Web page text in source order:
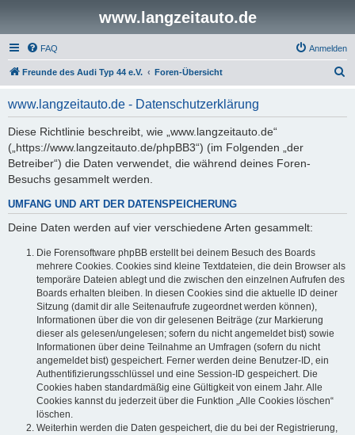
www.langzeitauto.de
FAQ Anmelden
Freunde des Audi Typ 44 e.V. Foren-Übersicht
www.langzeitauto.de - Datenschutzerklärung
Diese Richtlinie beschreibt, wie „www.langzeitauto.de“
(„https://www.langzeitauto.de/phpBB3“) (im Folgenden „der
Betreiber“) die Daten verwendet, die während deines Foren-
Besuchs gesammelt werden.
UMFANG UND ART DER DATENSPEICHERUNG
Deine Daten werden auf vier verschiedene Arten gesammelt:
Die Forensoftware phpBB erstellt bei deinem Besuch des Boards
mehrere Cookies. Cookies sind kleine Textdateien, die dein Browser als
temporäre Dateien ablegt und die zwischen den einzelnen Aufrufen des
Boards erhalten bleiben. In diesen Cookies sind die aktuelle ID deiner
Sitzung (damit dir alle Seitenaufrufe zugeordnet werden können),
Informationen über die von dir gelesenen Beiträge (zur Markierung
dieser als gelesen/ungelesen; sofern du nicht angemeldet bist) sowie
Informationen über deine Teilnahme an Umfragen (sofern du nicht
angemeldet bist) gespeichert. Ferner werden deine Benutzer-ID, ein
Authentifizierungsschlüssel und eine Session-ID gespeichert. Die
Cookies haben standardmäßig eine Gültigkeit von einem Jahr. Alle
Cookies kannst du jederzeit über die Funktion „Alle Cookies löschen“
löschen.
Weiterhin werden die Daten gespeichert, die du bei der Registrierung,